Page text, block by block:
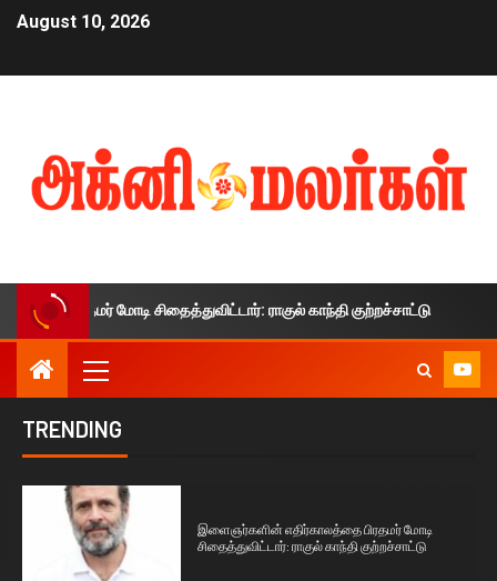
August 10, 2026
மோடி சிதைத்துவிட்டார்: ராகுல் காந்தி குற்றச்சாட்டு
TRENDING
இளைஞர்களின் எதிர்காலத்தை பிரதமர் மோடி
சிதைத்துவிட்டார்: ராகுல் காந்தி குற்றச்சாட்டு